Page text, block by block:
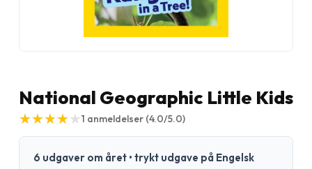
National Geographic Little Kids
★
★★
★★
★★
★★
★1 anmeldelser (4.0/5.0)
6 udgaver om året • trykt udgave på Engelsk